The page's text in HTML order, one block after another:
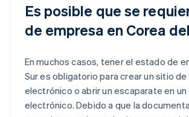
Es posible que se
de empresa en Corea
En muchos casos, tener el estado de
Sur es obligatorio para crear un sitio
electrónico o abrir un escaparate en
electrónico. Debido a que la